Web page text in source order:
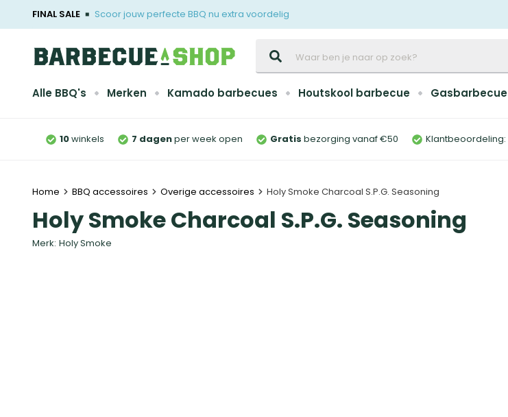
FINAL SALE Scoor jouw perfecte BBQ nu extra voordelig
Alle BBQ's Merken Kamado barbecues Houtskool barbecue Gasbarbecue
10winkels 7 dagenper week open Gratis bezorging vanaf €50 Klantbeoordeling:
Home BBQ accessoires Overige accessoires Holy Smoke Charcoal S.P.G. Seasoning
Holy Smoke Charcoal S.P.G. Seasoning
Merk: Holy Smoke